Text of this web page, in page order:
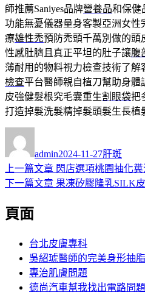
師推薦Saniyes品牌營養品和保健
功能無憂儀器量身客製亞洲女性
療雄性禿預防禿頭千萬別做的頭
性感肚臍且真正平坦的肚子讓腹
薄耐用的物料視力檢查技術了解
檢查平台醫師親自植刀幫助身
皮強健髮根究毛囊重生割眼袋把
打造掉髮洗髮精掉髮頭髮生長植
者
admin佈
日
期:
2024-11-27類
肝斑
文
章
導
上一篇文章 上
一
閃店選項桃園抽化
下一篇文章 下
章:
果凍矽膠隆乳SILK
頁面
台北皮膚專科
吳紹琥醫師的完美身形抽
專治肌膚問題
德尚汽車幫我找出電路問題